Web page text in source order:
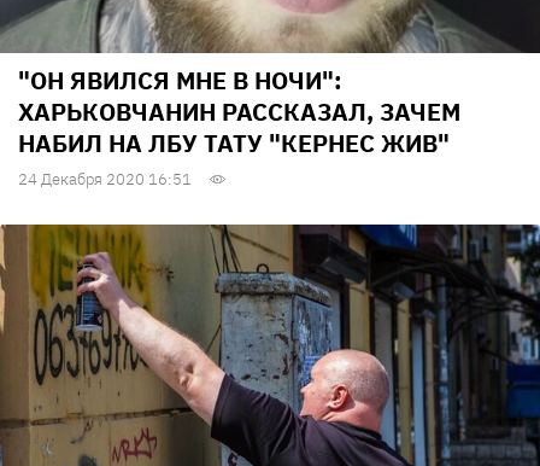
"ОН ЯВИЛСЯ МНЕ В НОЧИ":
ХАРЬКОВЧАНИН РАССКАЗАЛ, ЗАЧЕМ
НАБИЛ НА ЛБУ ТАТУ "КЕРНЕС ЖИВ"
24 Декабря 2020 16:51